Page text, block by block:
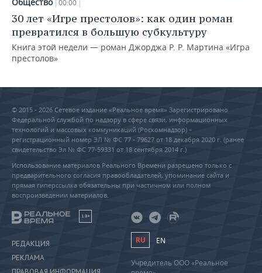
00:00
30 лет «Игре престолов»: как один роман
превратился в большую субкультуру
Книга этой недели — роман Джорджа Р. Р. Мартина «Игра
престолов»
© 2015 - 2026 Сетевое издание «Реальное время» Зарегистрировано
Федеральной службой по надзору в сфере связи, информационных
технологий и массовых коммуникаций (Роскомнадзор) –
регистрационный номер ЭЛ № ФС 77 - 79627 от 18 декабря 2020 г. (ранее
свидетельство Эл № ФС 77-59331 от 18 сентября 2014 г.)
Использование материалов Реального Времени разрешено только с
предварительного согласия правообладателей, упоминание сайта и
прямая гиперссылка обязательны при частичном или полном
воспроизведении материалов.
18+
РЕДАКЦИЯ
РЕКЛАМА
RU EN
Учредитель ООО «Реальное